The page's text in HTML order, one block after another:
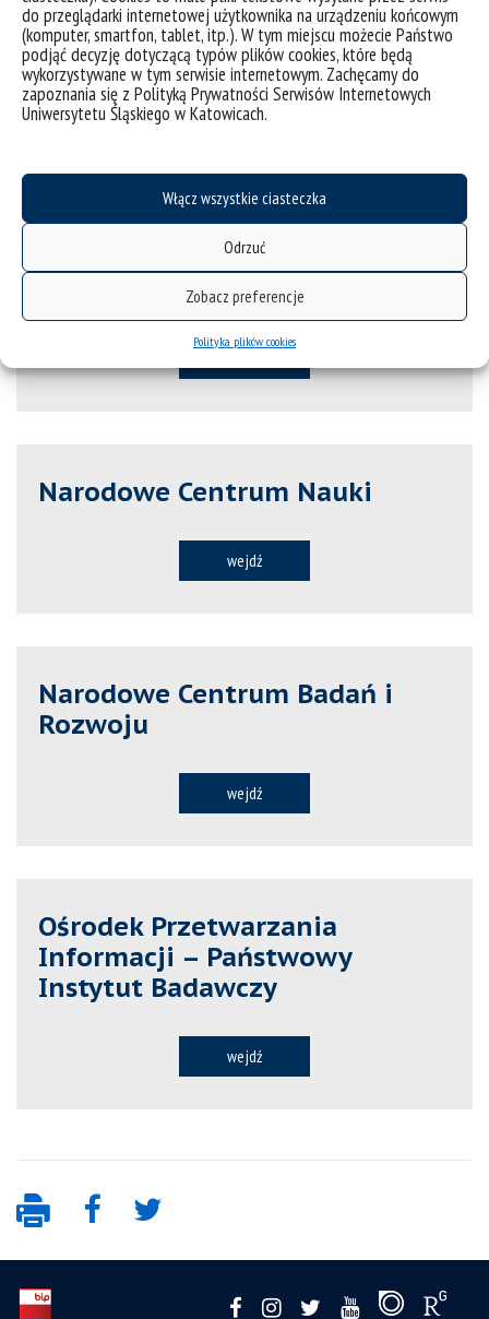
do przeglądarki internetowej użytkownika na urządzeniu końcowym
(komputer, smartfon, tablet, itp.). W tym miejscu możecie Państwo
podjąć decyzję dotyczącą typów plików cookies, które będą
wykorzystywane w tym serwisie internetowym. Zachęcamy do
zapoznania się z Polityką Prywatności Serwisów Internetowych
Uniwersytetu Śląskiego w Katowicach.
Włącz wszystkie ciasteczka
Odrzuć
Zobacz preferencje
Polityka plików cookies
Elastyczność psychologiczna w funkcjonowaniu jednostki
NAWA - program Bekkera
Moralne poglądy więźniów
Ministerstwo Nauki i
Szkolnictwa Wyższego
Narodowe Centrum Nauki
wejdź
Narodowe Centrum Badań i
Rozwoju
wejdź
Ośrodek Przetwarzania
Informacji – Państwowy
Instytut Badawczy
wejdź